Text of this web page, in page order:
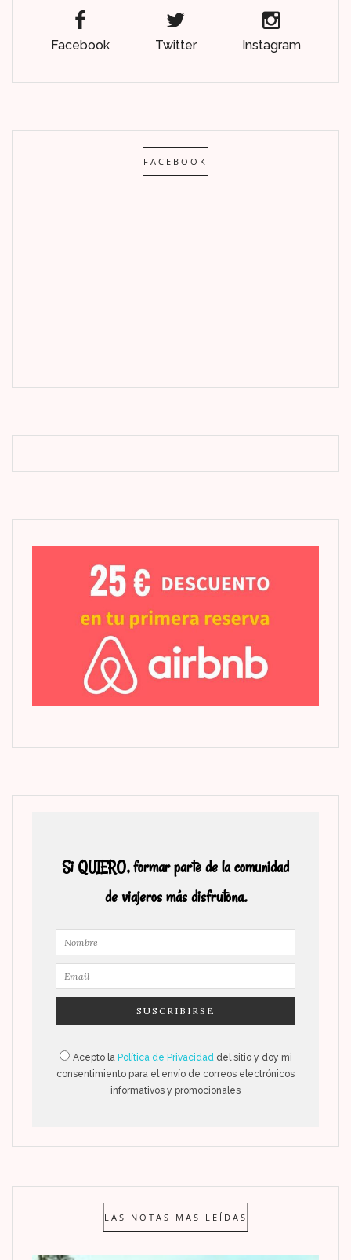
Facebook Twitter Instagram
FACEBOOK
Si QUIERO, formar parte de la comunidad
de viajeros más disfrutona.
Acepto la Política de Privacidad del sitio y doy mi
consentimiento para el envío de correos electrónicos
informativos y promocionales
LAS NOTAS MAS LEÍDAS